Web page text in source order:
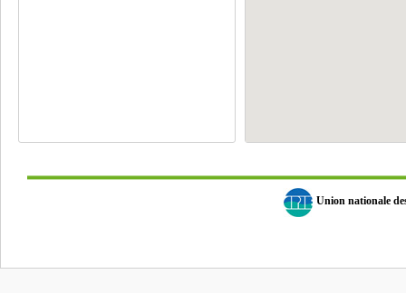
Union nationale